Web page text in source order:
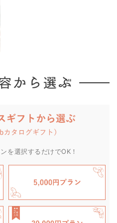
を選択するだけでOK！